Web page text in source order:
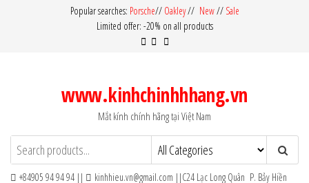
Popular searches: Porsche// Oakley// New// Sale
Limited offer: -20% on all products
www.kinhchinhhhang.vn
Mắt kính chính hãng tại Việt Nam
+84905 94 94 94 ||
kinhhieu.vn@gmail.com ||C24 Lạc Long Quân P. Bảy Hiền